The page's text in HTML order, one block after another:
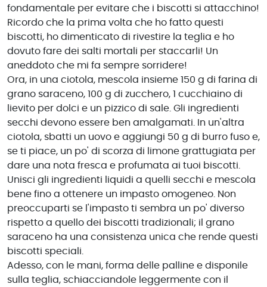
fondamentale per evitare che i biscotti si attacchino!
Ricordo che la prima volta che ho fatto questi
biscotti, ho dimenticato di rivestire la teglia e ho
dovuto fare dei salti mortali per staccarli! Un
aneddoto che mi fa sempre sorridere!
Ora, in una ciotola, mescola insieme 150 g di farina di
grano saraceno, 100 g di zucchero, 1 cucchiaino di
lievito per dolci e un pizzico di sale. Gli ingredienti
secchi devono essere ben amalgamati. In un'altra
ciotola, sbatti un uovo e aggiungi 50 g di burro fuso e,
se ti piace, un po' di scorza di limone grattugiata per
dare una nota fresca e profumata ai tuoi biscotti.
Unisci gli ingredienti liquidi a quelli secchi e mescola
bene fino a ottenere un impasto omogeneo. Non
preoccuparti se l'impasto ti sembra un po' diverso
rispetto a quello dei biscotti tradizionali; il grano
saraceno ha una consistenza unica che rende questi
biscotti speciali.
Adesso, con le mani, forma delle palline e disponile
sulla teglia, schiacciandole leggermente con il